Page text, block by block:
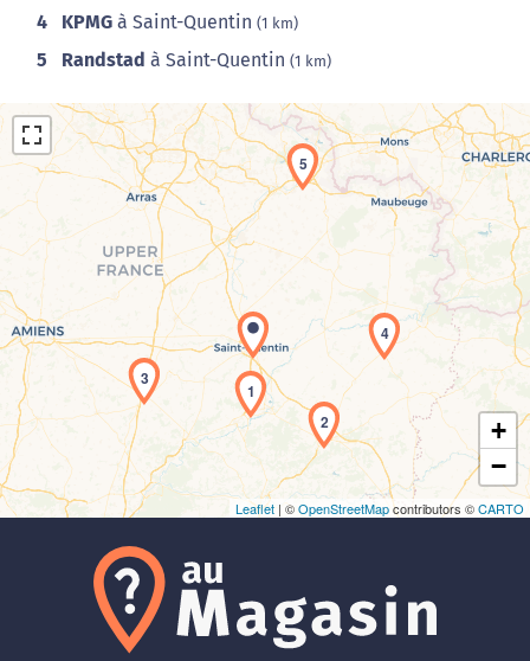
4 KPMG à Saint-Quentin (1 km)
5 Randstad à Saint-Quentin (1 km)
Chargement de la carte en cours...
1
2
3
4
5
+
−
Leaflet | ©OpenStreetMapcontributors ©CARTO